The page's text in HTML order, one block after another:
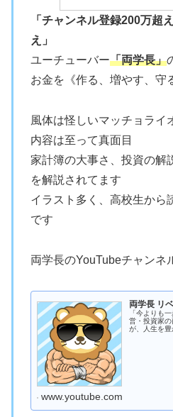
「チャンネル登録200万超
え」
ユーチューバー「両学長」
お金を《作る、増やす、守
風体は怪しいマッチョライ
内容は至って真面目
家計簿の大事さ、投資の解
を解説されてます
イラスト多く、高校生から
です
両学長のYouTubeチャンネ
両学長 リ
「今よりも
営・投資家の
が、人生を豊
www.youtube.com